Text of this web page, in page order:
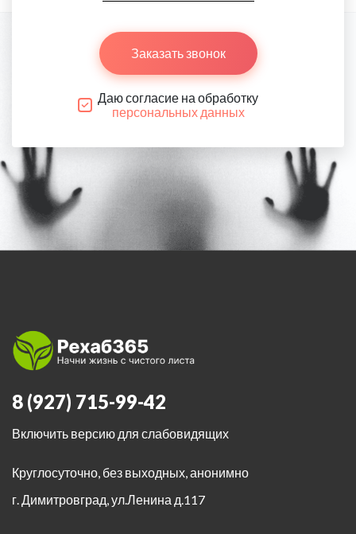
Заказать звонок
Даю согласие на обработку
персональных данных
8 (927) 715-99-42
Включить версию для слабовидящих
Круглосуточно, без выходных, анонимно
г. Димитровград,ул.Ленина д.117